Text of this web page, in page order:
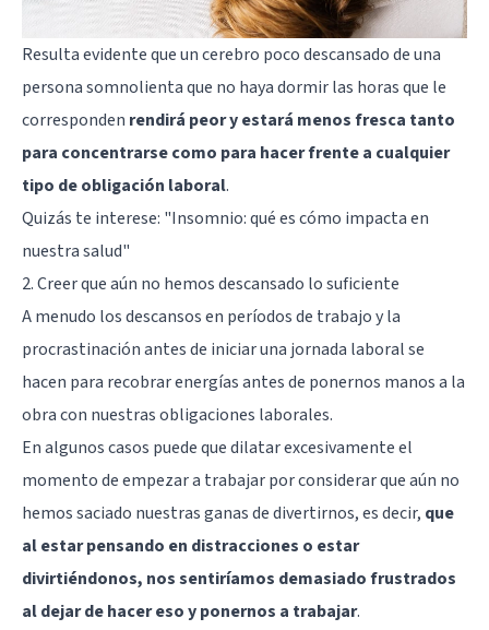
Resulta evidente que un cerebro poco descansado de una
persona somnolienta que no haya dormir las horas que le
corresponden rendirá peor y estará menos fresca tanto
para concentrarse como para hacer frente a cualquier
tipo de obligación laboral.
Quizás te interese: "Insomnio: qué es cómo impacta en
nuestra salud"
2. Creer que aún no hemos descansado lo suficiente
A menudo los descansos en períodos de trabajo y la
procrastinación antes de iniciar una jornada laboral se
hacen para recobrar energías antes de ponernos manos a la
obra con nuestras obligaciones laborales.
En algunos casos puede que dilatar excesivamente el
momento de empezar a trabajar por considerar que aún no
hemos saciado nuestras ganas de divertirnos, es decir, que
al estar pensando en distracciones o estar
divirtiéndonos, nos sentiríamos demasiado frustrados
al dejar de hacer eso y ponernos a trabajar.